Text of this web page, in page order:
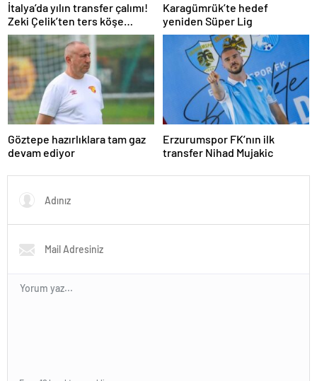
İtalya’da yılın transfer çalımı!
Zeki Çelik’ten ters köşe…
Karagümrük’te hedef
yeniden Süper Lig
Göztepe hazırlıklara tam gaz
devam ediyor
Erzurumspor FK’nın ilk
transfer Nihad Mujakic